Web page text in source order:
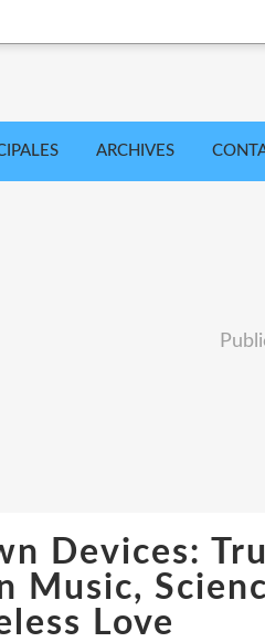
ARCHIVES
Devices:
Music,
Love